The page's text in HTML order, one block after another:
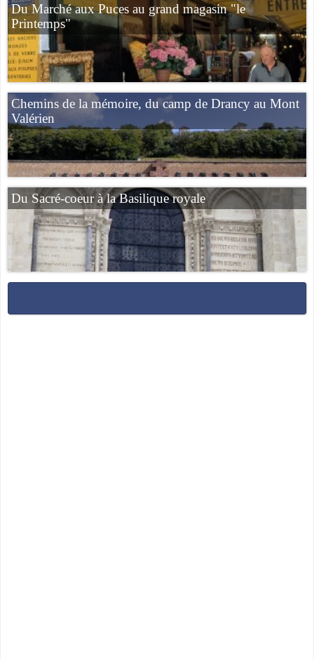
Du Marché aux Puces au grand magasin "le
Printemps"
Chemins de la mémoire, du camp de Drancy au Mont
Valérien
Du Sacré-coeur à la Basilique royale